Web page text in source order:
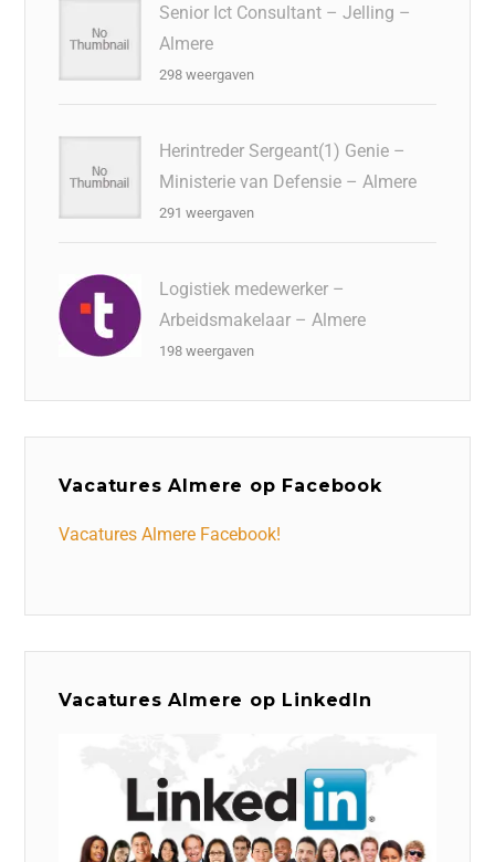
Senior Ict Consultant – Jelling –
Almere
298 weergaven
Herintreder Sergeant(1) Genie –
Ministerie van Defensie – Almere
291 weergaven
Logistiek medewerker –
Arbeidsmakelaar – Almere
198 weergaven
Vacatures Almere op Facebook
Vacatures Almere Facebook!
Vacatures Almere op LinkedIn